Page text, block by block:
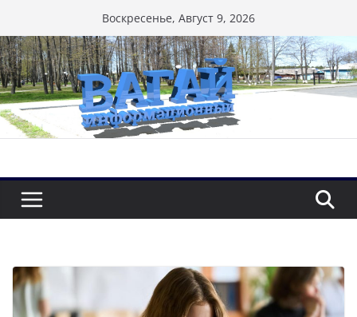
к
содержимому
Воскресенье, Август 9, 2026